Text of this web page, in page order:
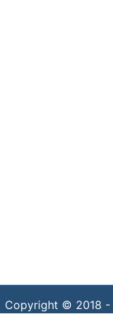
Copyright © 2018 -